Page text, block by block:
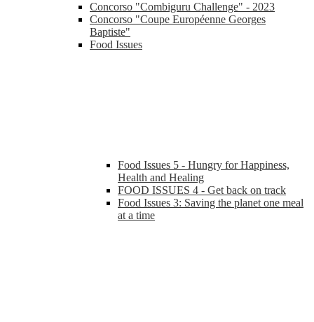
Concorso "Combiguru Challenge" - 2023
Concorso "Coupe Européenne Georges
Baptiste"
Food Issues
Food Issues 5 - Hungry for Happiness,
Health and Healing
FOOD ISSUES 4 - Get back on track
Food Issues 3: Saving the planet one meal
at a time